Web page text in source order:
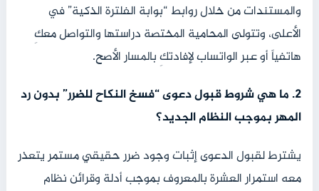
والمستندات من خلال روابط “بوابة الفلترة الذكية” في
الأعلى، وتتولى المحامية المختصة دراستها والتواصل معكِ
هاتفياً أو عبر الواتساب لإفادتكِ بالمسار الأصح.
2. ما هي شروط قبول دعوى “فسخ النكاح للضرر” بدون رد
المهر بموجب النظام الجديد؟
يشترط لقبول الدعوى إثبات وجود ضرر حقيقي مستمر يتعذر
معه استمرار العشرة بالمعروف بموجب أدلة وقرائن نظام